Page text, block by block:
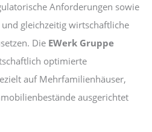
Anforderungen sowie
gleichzeitig wirtschaftliche
Die EWerk Gruppe
optimierte
auf Mehrfamilienhäuser,
ausgerichtet